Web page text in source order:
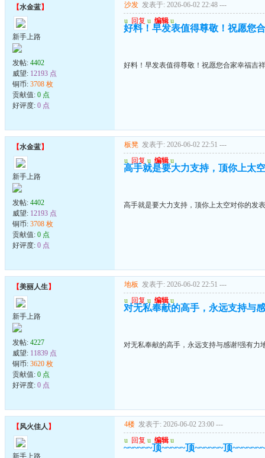
【水金蓝】
新手上路
发帖: 4402
威望: 12193 点
铜币: 3708 枚
贡献值: 0 点
好评度: 0 点
沙发 发表于: 2026-06-02 22:48 ---
u 回复 u 编辑 u
好料！早发表值得尊敬！祝愿您
好料！早发表值得尊敬！祝愿您合家幸福吉
【水金蓝】
新手上路
发帖: 4402
威望: 12193 点
铜币: 3708 枚
贡献值: 0 点
好评度: 0 点
板凳 发表于: 2026-06-02 22:51 ---
u 回复 u 编辑 u
高手就是要大力支持，顶你上太
高手就是要大力支持，顶你上太空对你的发表
【美丽人生】
新手上路
发帖: 4227
威望: 11839 点
铜币: 3620 枚
贡献值: 0 点
好评度: 0 点
地板 发表于: 2026-06-02 22:51 ---
u 回复 u 编辑 u
对无私奉献的高手，永远支持与
对无私奉献的高手，永远支持与感谢!强有力
【风火佳人 】
新手上路
4楼 发表于: 2026-06-02 23:00 ---
u 回复 u 编辑 u
~~~~~~顶~~~~~顶~~~~~~顶